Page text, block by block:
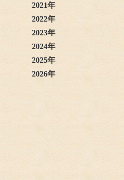
2021年
2022年
2023年
2024年
2025年
2026年